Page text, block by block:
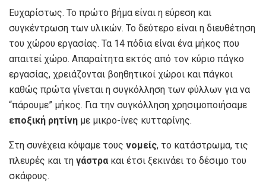
Ευχαρίστως. Το πρώτο βήμα είναι η εύρεση και
συγκέντρωση των υλικών. Το δεύτερο είναι η διευθέτηση
του χώρου εργασίας. Τα 14 πόδια είναι ένα μήκος που
απαιτεί χώρο. Απαραίτητα εκτός από τον κύριο πάγκο
εργασίας, χρειάζονται βοηθητικοί χώροι και πάγκοι
καθώς πρώτα γίνεται η συγκόλληση των φύλλων για να
“πάρουμε” μήκος. Για την συγκόλληση χρησιμοποιήσαμε
εποξική ρητίνη με μικρο-ίνες κυτταρίνης.
Στη συνέχεια κόψαμε τους νομείς, το κατάστρωμα, τις
πλευρές και τη γάστρα και έτσι ξεκινάει το δέσιμο του
σκάφους.